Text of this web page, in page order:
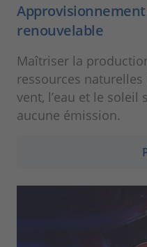
renouvelable
Maîtriser la
ressources
vent, l’eau et le
aucune émission.